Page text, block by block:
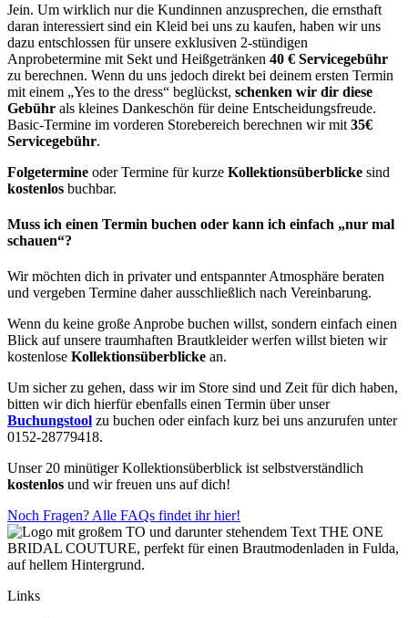
Jein. Um wirklich nur die Kundinnen anzusprechen, die ernsthaft
daran interessiert sind ein Kleid bei uns zu kaufen, haben wir uns
dazu entschlossen für unsere exklusiven 2-stündigen
Anprobetermine mit Sekt und Heißgetränken 40 € Servicegebühr
zu berechnen. Wenn du uns jedoch direkt bei deinem ersten Termin
mit einem „Yes to the dress“ beglückst, schenken wir dir diese
Gebühr als kleines Dankeschön für deine Entscheidungsfreude.
Basic-Termine im vorderen Storebereich berechnen wir mit 35€
Servicegebühr.
Folgetermine oder Termine für kurze Kollektionsüberblicke sind
kostenlos buchbar.
Muss ich einen Termin buchen oder kann ich einfach „nur mal
schauen“?
Wir möchten dich in privater und entspannter Atmosphäre beraten
und vergeben Termine daher ausschließlich nach Vereinbarung.
Wenn du keine große Anprobe buchen willst, sondern einfach einen
Blick auf unsere traumhaften Brautkleider werfen willst bieten wir
kostenlose Kollektionsüberblicke an.
Um sicher zu gehen, dass wir im Store sind und Zeit für dich haben,
bitten wir dich hierfür ebenfalls einen Termin über unser
Buchungstool zu buchen oder einfach kurz bei uns anzurufen unter
0152-28779418.
Unser 20 minütiger Kollektionsüberblick ist selbstverständlich
kostenlos und wir freuen uns auf dich!
Noch Fragen? Alle FAQs findet ihr hier!
Links